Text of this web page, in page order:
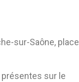
sur-Saône, place
sur le